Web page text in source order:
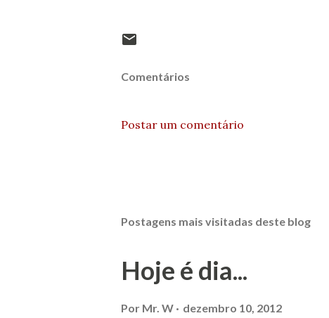
Comentários
Postar um comentário
Postagens mais visitadas deste blog
Hoje é dia...
Por Mr. W dezembro 10, 2012